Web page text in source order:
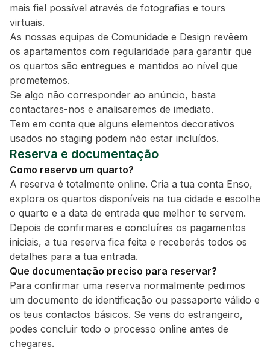
mais fiel possível através de fotografias e tours
virtuais.
As nossas equipas de Comunidade e Design revêem
os apartamentos com regularidade para garantir que
os quartos são entregues e mantidos ao nível que
prometemos.
Se algo não corresponder ao anúncio, basta
contactares-nos e analisaremos de imediato.
Tem em conta que alguns elementos decorativos
usados no staging podem não estar incluídos.
Reserva e documentação
Como reservo um quarto?
A reserva é totalmente online. Cria a tua conta Enso,
explora os quartos disponíveis na tua cidade e escolhe
o quarto e a data de entrada que melhor te servem.
Depois de confirmares e concluíres os pagamentos
iniciais, a tua reserva fica feita e receberás todos os
detalhes para a tua entrada.
Que documentação preciso para reservar?
Para confirmar uma reserva normalmente pedimos
um documento de identificação ou passaporte válido e
os teus contactos básicos. Se vens do estrangeiro,
podes concluir todo o processo online antes de
chegares.